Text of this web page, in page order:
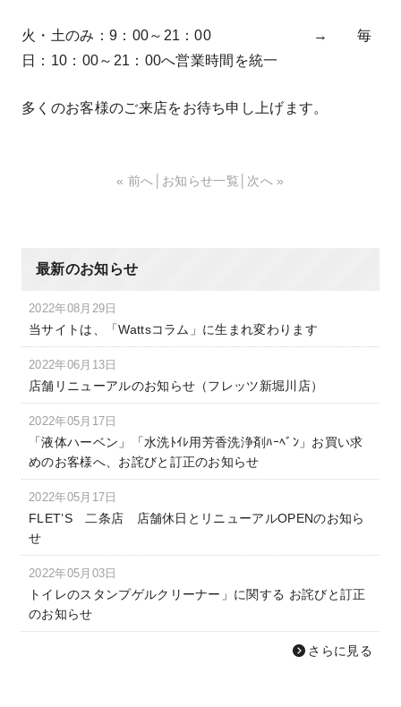
火・土のみ：9：00～21：00 → 毎
日：10：00～21：00へ営業時間を統一
多くのお客様のご来店をお待ち申し上げます。
« 前へ お知らせ一覧 次へ »
最新のお知らせ
2022年08月29日
当サイトは、「Wattsコラム」に生まれ変わります
2022年06月13日
店舗リニューアルのお知らせ（フレッツ新堀川店）
2022年05月17日
「液体ハーベン」「水洗ﾄｲﾚ用芳香洗浄剤ﾊｰﾍﾞﾝ」お買い求
めのお客様へ、お詫びと訂正のお知らせ
2022年05月17日
FLET’S 二条店 店舗休日とリニューアルOPENのお知ら
せ
2022年05月03日
トイレのスタンプゲルクリーナー」に関する お詫びと訂正
のお知らせ
さらに見る